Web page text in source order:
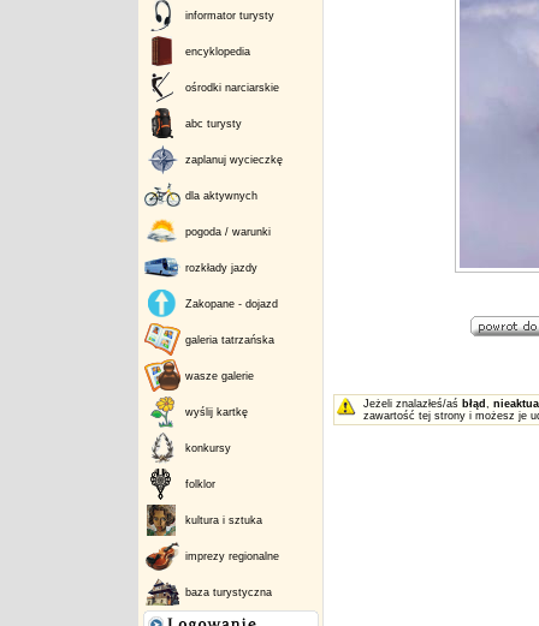
informator turysty
encyklopedia
ośrodki narciarskie
abc turysty
zaplanuj wycieczkę
dla aktywnych
pogoda / warunki
rozkłady jazdy
Zakopane - dojazd
galeria tatrzańska
wasze galerie
wyślij kartkę
konkursy
folklor
kultura i sztuka
imprezy regionalne
baza turystyczna
Jeżeli znalazłeś/aś błąd ,
zawartość tej strony i możesz je